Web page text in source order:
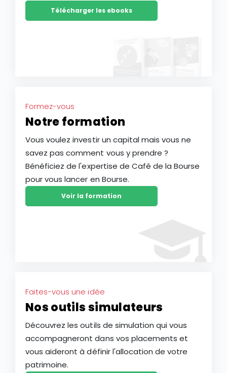
Télécharger les ebooks
Formez-vous
Notre formation
Vous voulez investir un capital mais vous ne
savez pas comment vous y prendre ?
Bénéficiez de l'expertise de Café de la Bourse
pour vous lancer en Bourse.
Voir la formation
Faites-vous une idée
Nos outils simulateurs
Découvrez les outils de simulation qui vous
accompagneront dans vos placements et
vous aideront à définir l'allocation de votre
patrimoine.